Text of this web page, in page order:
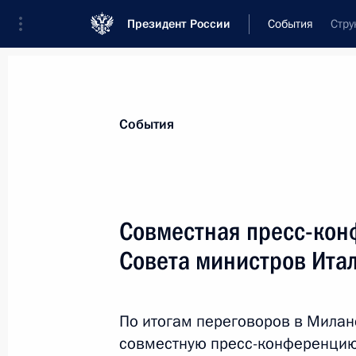
Президент России События
Новости
Послания Федеральному Собранию
Заявления по важнейшим вопросам
Речи и обращения
События
Совместная пресс-
Совета министров
По итогам переговоров в
совместную пресс-